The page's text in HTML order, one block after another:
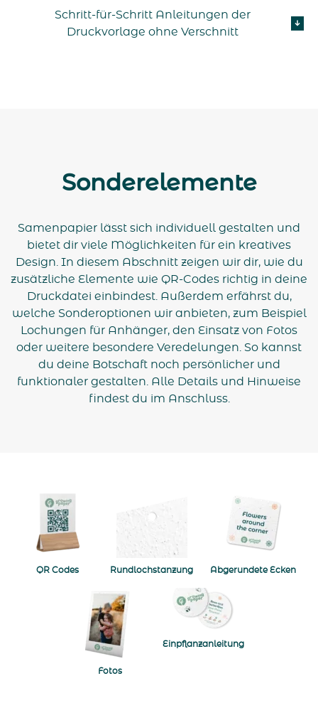
Schritt-für-Schritt Anleitungen der
Druckvorlage ohne Verschnitt
Sonderelemente
Samenpapier lässt sich individuell gestalten und
bietet dir viele Möglichkeiten für ein kreatives
Design. In diesem Abschnitt zeigen wir dir, wie du
zusätzliche Elemente wie QR-Codes richtig in deine
Druckdatei einbindest. Außerdem erfährst du,
welche Sonderoptionen wir anbieten, zum Beispiel
Lochungen für Anhänger, den Einsatz von Fotos
oder weitere besondere Veredelungen. So kannst
du deine Botschaft noch persönlicher und
funktionaler gestalten. Alle Details und Hinweise
findest du im Anschluss.
QR Codes Rundlochstanzung Abgerundete Ecken
Navigate to Fotos
Fotos
Navigate to
Einpflanzanleitung